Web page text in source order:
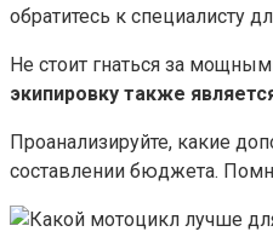
обратитесь к специалисту
Не стоит гнаться за
экипировку также
Проанализируйте, какие
составлении бюджета.​